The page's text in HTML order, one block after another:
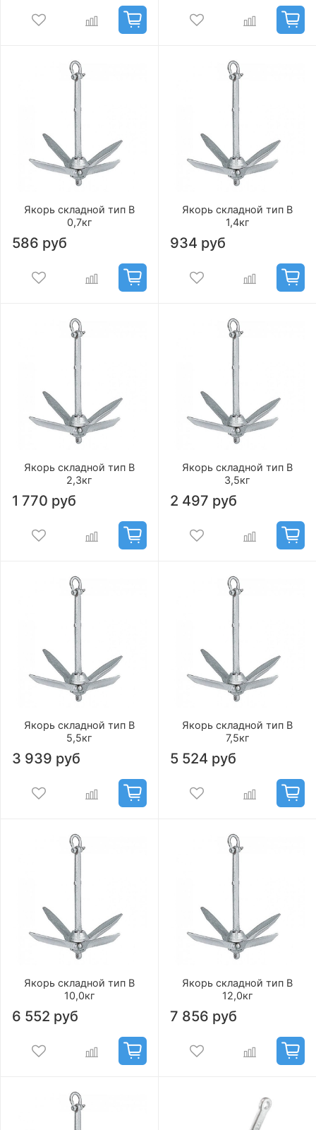
Якорь складной тип В
0,7кг
586 руб
Якорь складной тип В
1,4кг
934 руб
Якорь складной тип В
2,3кг
1 770 руб
Якорь складной тип В
3,5кг
2 497 руб
Якорь складной тип В
5,5кг
3 939 руб
Якорь складной тип В
7,5кг
5 524 руб
Якорь складной тип В
10,0кг
6 552 руб
Якорь складной тип В
12,0кг
7 856 руб